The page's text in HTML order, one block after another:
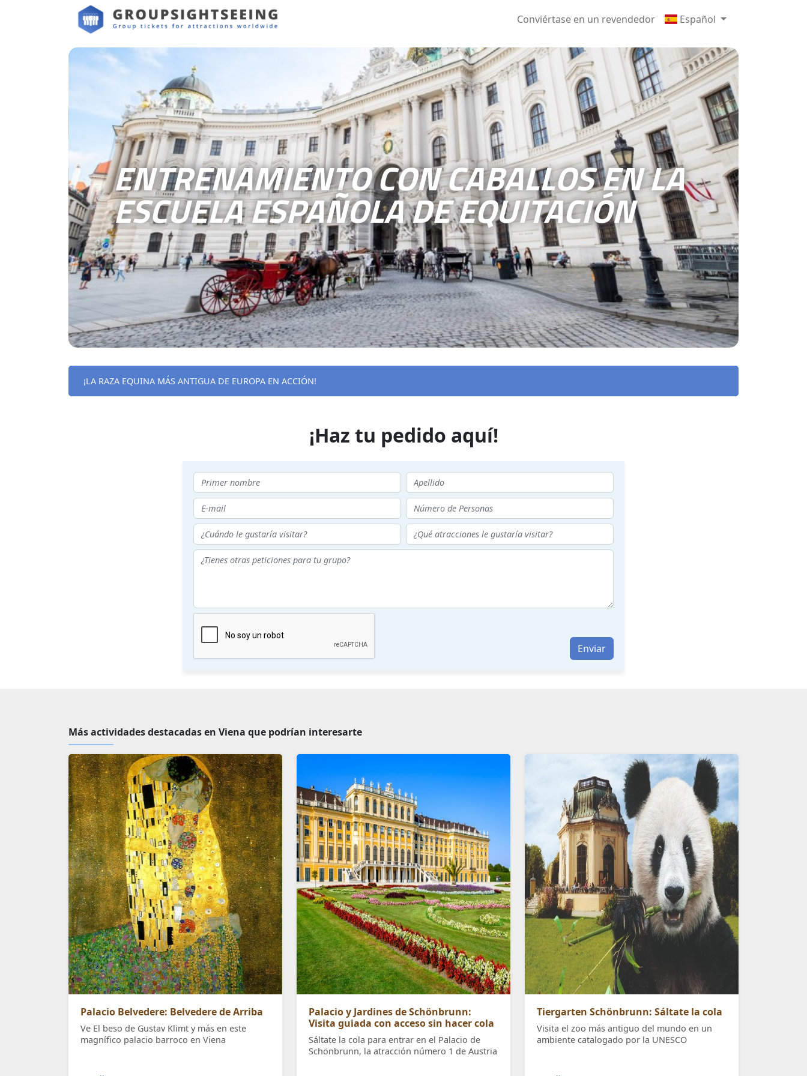
Conviértase en un revendedor Español
ENTRENAMIENTO CON CABALLOS EN LA
ESCUELA ESPAÑOLA DE EQUITACIÓN
¡LA RAZA EQUINA MÁS ANTIGUA DE EUROPA EN ACCIÓN!
¡Haz tu pedido aquí!
Enviar
Más actividades destacadas en Viena que podrían interesarte
Palacio Belvedere: Belvedere de Arriba
Ve El beso de Gustav Klimt y más en este
magnífico palacio barroco en Viena
Palacio y Jardines de Schönbrunn:
Visita guiada con acceso sin hacer cola
Sáltate la cola para entrar en el Palacio de
Schönbrunn, la atracción número 1 de Austria
Tiergarten Schönbrunn: Sáltate la cola
Visita el zoo más antiguo del mundo en un
ambiente catalogado por la UNESCO